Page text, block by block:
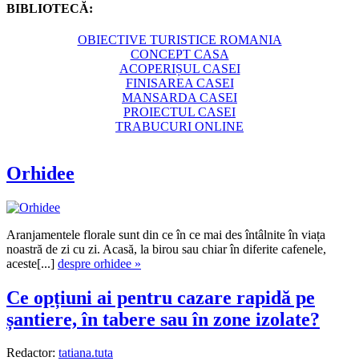
BIBLIOTECĂ:
OBIECTIVE TURISTICE ROMANIA
CONCEPT CASA
ACOPERIȘUL CASEI
FINISAREA CASEI
MANSARDA CASEI
PROIECTUL CASEI
TRABUCURI ONLINE
Orhidee
Aranjamentele florale sunt din ce în ce mai des întâlnite în viața
noastră de zi cu zi. Acasă, la birou sau chiar în diferite cafenele,
aceste[...] despre orhidee »
Ce opțiuni ai pentru cazare rapidă pe
șantiere, în tabere sau în zone izolate?
Redactor: tatiana.tuta